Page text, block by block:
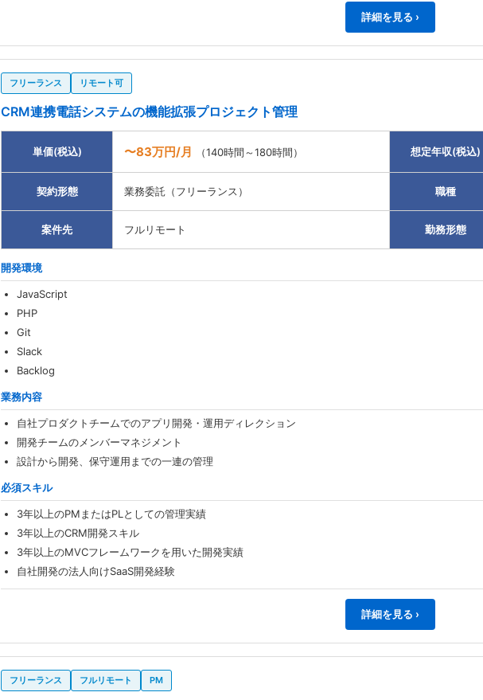
詳細を見る ›
フリーランス リモート可
CRM連携電話システムの機能拡張プロジェクト管理
単価(税込) 〜83万円/月 （140時間～180時間） 想定年収(税込)
契約形態 業務委託（フリーランス） 職種
案件先 フルリモート 勤務形態
開発環境
JavaScript
PHP
Git
Slack
Backlog
業務内容
自社プロダクトチームでのアプリ開発・運用ディレクション
開発チームのメンバーマネジメント
設計から開発、保守運用までの一連の管理
必須スキル
3年以上のPMまたはPLとしての管理実績
3年以上のCRM開発スキル
3年以上のMVCフレームワークを用いた開発実績
自社開発の法人向けSaaS開発経験
詳細を見る ›
フリーランス フルリモート PM